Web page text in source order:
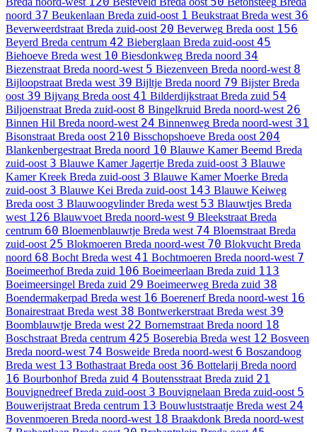
noord 37 Beukenlaan Breda zuid-oost 1 Beukstraat Breda west 36
Beverweerdstraat Breda zuid-oost 20 Beverweg Breda oost 156
Beyerd Breda centrum 42 Bieberglaan Breda zuid-oost 45
Biehoeve Breda west 10 Biesdonkweg Breda noord 34
Biezenstraat Breda noord-west 5 Biezenveen Breda noord-west 8
Bijloopstraat Breda west 39 Bijltje Breda noord 79 Bijster Breda
oost 39 Bijvang Breda oost 41 Bilderdijkstraat Breda zuid 54
Biljoenstraat Breda zuid-oost 8 Bingelkruid Breda noord-west 26
Binnen Hil Breda noord-west 24 Binnenweg Breda noord-west 31
Bisonstraat Breda oost 210 Bisschopshoeve Breda oost 204
Blankenbergestraat Breda noord 10 Blauwe Kamer Beemd Breda
zuid-oost 3 Blauwe Kamer Jagertje Breda zuid-oost 3 Blauwe
Kamer Kreek Breda zuid-oost 3 Blauwe Kamer Moerke Breda
zuid-oost 3 Blauwe Kei Breda zuid-oost 143 Blauwe Keiweg
Breda oost 3 Blauwoogvlinder Breda west 53 Blauwtjes Breda
west 126 Blauwvoet Breda noord-west 9 Bleekstraat Breda
centrum 60 Bloemenblauwtje Breda west 74 Bloemstraat Breda
zuid-oost 25 Blokmoeren Breda noord-west 70 Blokvucht Breda
noord 68 Bocht Breda west 41 Bochtmoeren Breda noord-west 7
Boeimeerhof Breda zuid 106 Boeimeerlaan Breda zuid 113
Boeimeersingel Breda zuid 29 Boeimeerweg Breda zuid 38
Boendermakerpad Breda west 16 Boerenerf Breda noord-west 16
Bonairestraat Breda west 38 Bontwerkerstraat Breda west 39
Boomblauwtje Breda west 22 Bornemstraat Breda noord 18
Boschstraat Breda centrum 425 Boserebia Breda west 12 Bosveen
Breda noord-west 74 Bosweide Breda noord-west 6 Boszandoog
Breda west 13 Bothastraat Breda oost 36 Bottelarij Breda noord
16 Bourbonhof Breda zuid 4 Boutensstraat Breda zuid 21
Bouvignedreef Breda zuid-oost 3 Bouvignelaan Breda zuid-oost 5
Bouwerijstraat Breda centrum 13 Bouwluststraatje Breda west 24
Bovenmoeren Breda noord-west 18 Braakdonk Breda noord-west